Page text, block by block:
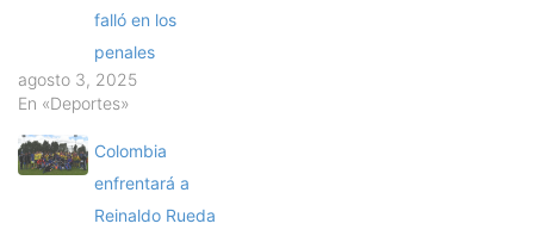
falló en los
penales
agosto 3, 2025
En «Deportes»
Colombia
enfrentará a
Reinaldo Rueda